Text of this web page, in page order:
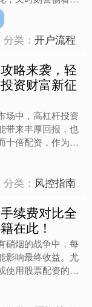
加剧，选择一家
为“避....
分类：开户流程
略来袭，轻
资财富新征
场中，高杠杆投资
带来丰厚回报，也
十倍配资，作为高
吸引了众多渴望
。掌....
分类： 风控指南
续费对比全
在此！
硝烟的战争中，每
影响最终收益。尤
使用股票配资的投
隐藏的“利润杀
噬大....